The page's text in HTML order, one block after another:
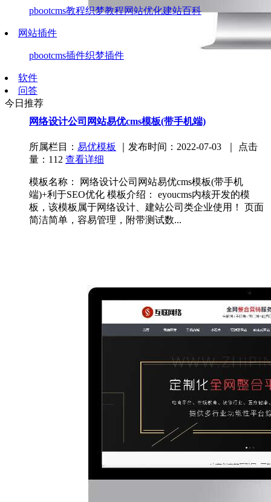
pbootcms教程织梦教程网站优化建站百科
网站插件
pbootcms插件织梦插件
软件
问答
今日推荐
网络设计公司网站易优cms模板(带手机端)
所属栏目： 易优模板
｜发布时间：2022-07-03 ｜ 点击
量：112 查看详细
模板名称： 网络设计公司网站易优cms模板(带手机
端)+利于SEO优化 模板介绍： eyoucms内核开发的模
板，该模板属于网络设计、建站公司类企业使用！ 页面
简洁简单，容易管理，附带测试数...